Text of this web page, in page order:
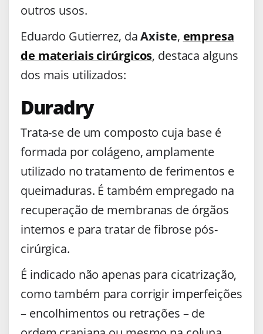
outros usos.
Eduardo Gutierrez, daAxiste, empresa
de materiais cirúrgicos, destaca alguns
dos mais utilizados:
Duradry
Trata-se de um composto cuja base é
formada por colágeno, amplamente
utilizado no tratamento de ferimentos e
queimaduras. É também empregado na
recuperação de membranas de órgãos
internos e para tratar de fibrose pós-
cirúrgica.
É indicado não apenas para cicatrização,
como também para corrigir imperfeições
– encolhimentos ou retrações – de